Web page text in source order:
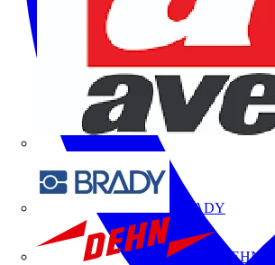
BRADY
DEHN